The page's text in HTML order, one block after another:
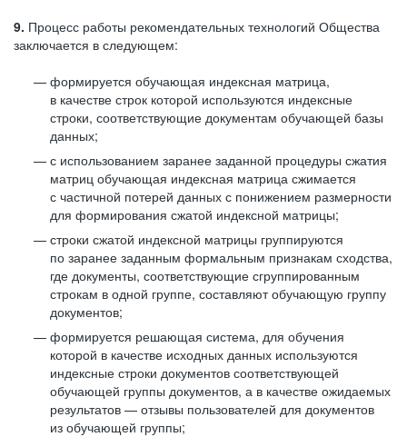
9. Процесс работы рекомендательных технологий Общества
заключается в следующем:
формируется обучающая индексная матрица,
в качестве строк которой используются индексные
строки, соответствующие документам обучающей базы
данных;
с использованием заранее заданной процедуры сжатия
матриц обучающая индексная матрица сжимается
с частичной потерей данных с понижением размерности
для формирования сжатой индексной матрицы;
строки сжатой индексной матрицы группируются
по заранее заданным формальным признакам сходства,
где документы, соответствующие сгруппированным
строкам в одной группе, составляют обучающую группу
документов;
формируется решающая система, для обучения
которой в качестве исходных данных используются
индексные строки документов соответствующей
обучающей группы документов, а в качестве ожидаемых
результатов — отзывы пользователей для документов
из обучающей группы;